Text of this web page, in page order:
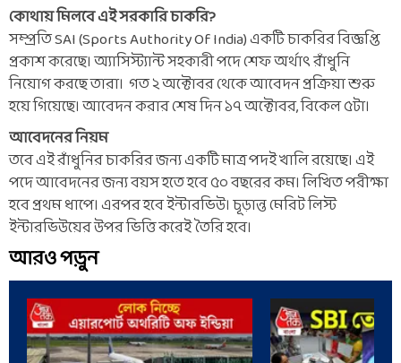
কোথায় মিলবে এই সরকারি চাকরি?
সম্প্রতি SAI (Sports Authority Of India) একটি চাকরির বিজ্ঞপ্তি
প্রকাশ করেছে। অ্যাসিস্ট্যান্ট সহকারী পদে শেফ অর্থাৎ রাঁধুনি
নিয়োগ করছে তারা। গত ২ অক্টোবর থেকে আবেদন প্রক্রিয়া শুরু
হয়ে গিয়েছে। আবেদন করার শেষ দিন ১৭ অক্টোবর, বিকেল ৫টা।
আবেদনের নিয়ম
তবে এই রাঁধুনির চাকরির জন্য একটি মাত্র পদই খালি রয়েছে। এই
পদে আবেদনের জন্য বয়স হতে হবে ৫০ বছরের কম। লিখিত পরীক্ষা
হবে প্রথম ধাপে। এরপর হবে ইন্টারভিউ। চূড়ান্ত মেরিট লিস্ট
ইন্টারভিউয়ের উপর ভিত্তি করেই তৈরি হবে।
আরও পড়ুন